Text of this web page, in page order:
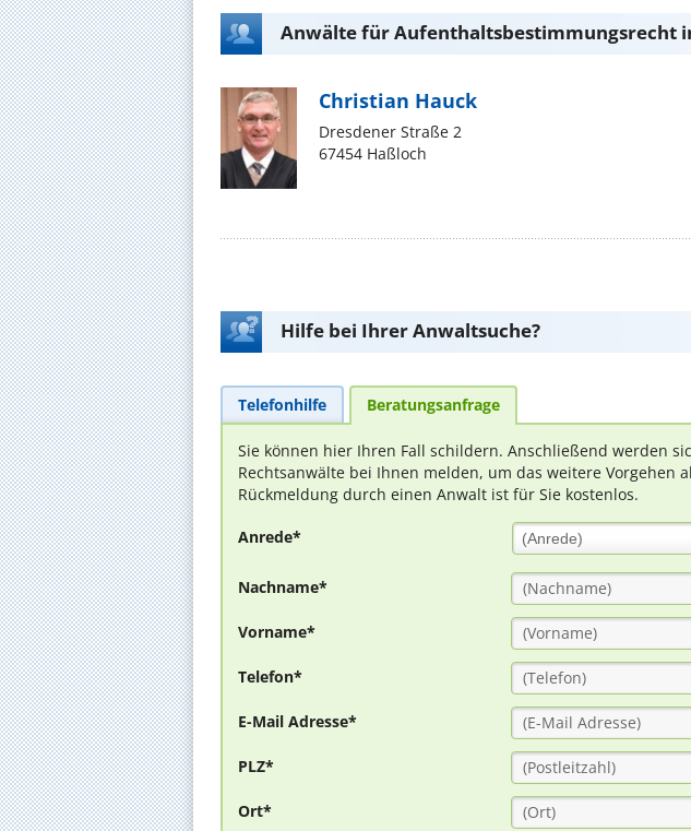
Anwälte für Aufenthaltsbestimmungsrecht
Christian Hauck
Dresdener Straße 2
67454 Haßloch
Hilfe bei Ihrer Anwaltsuche?
Telefonhilfe Beratungsanfrage
Sie können hier Ihren Fall schildern. Anschließend werden
Rechtsanwälte bei Ihnen melden, um das weitere Vorgehen
Rückmeldung durch einen Anwalt ist für Sie kostenlos.
Anrede* (Anrede)
Nachname*
Vorname*
Telefon*
E-Mail Adresse*
PLZ*
Ort*